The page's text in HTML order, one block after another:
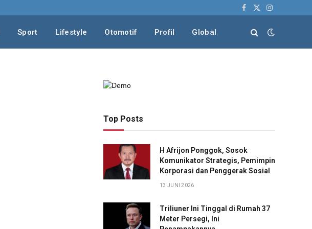
Facebook
X
Instagram
Sport Lifestyle Otomotif Profil Global
Top Posts
H Afrijon Ponggok, Sosok
Komunikator Strategis, Pemimpin
Korporasi dan Penggerak Sosial
13 JUNI 2026
Triliuner Ini Tinggal di Rumah 37
Meter Persegi, Ini